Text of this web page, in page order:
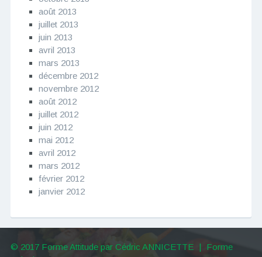
août 2013
juillet 2013
juin 2013
avril 2013
mars 2013
décembre 2012
novembre 2012
août 2012
juillet 2012
juin 2012
mai 2012
avril 2012
mars 2012
février 2012
janvier 2012
© 2017 Forme Attitude par Cédric ANNICETTE |
Forme